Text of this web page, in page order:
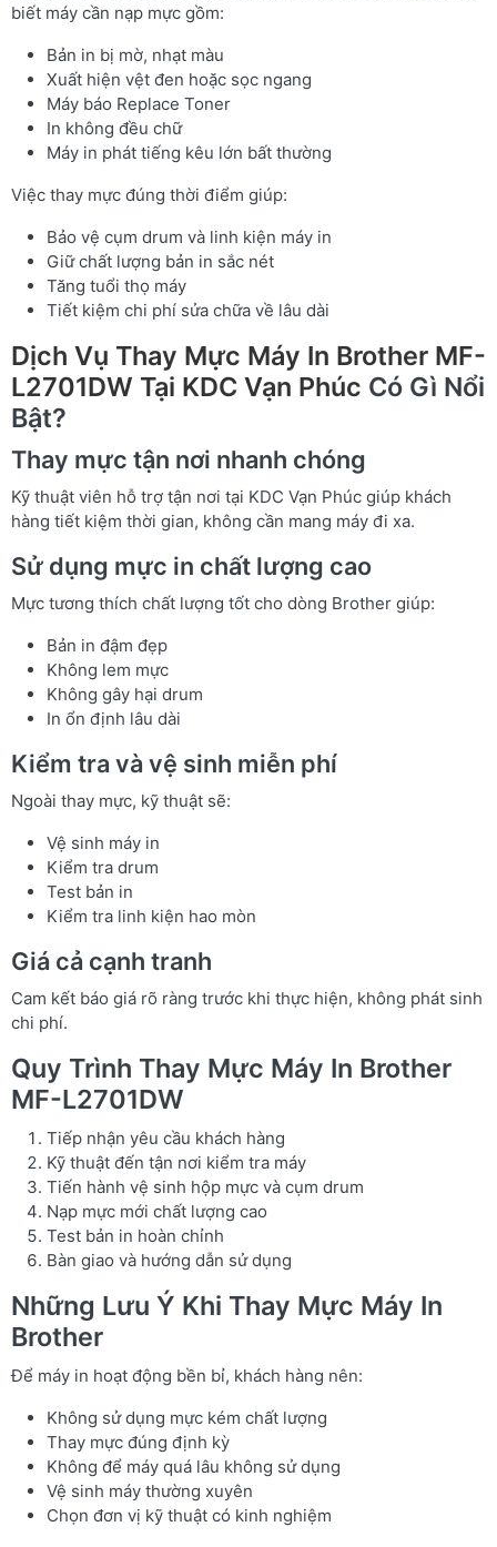
biết máy cần nạp mực gồm:
Bản in bị mờ, nhạt màu
Xuất hiện vệt đen hoặc sọc ngang
Máy báo Replace Toner
In không đều chữ
Máy in phát tiếng kêu lớn bất thường
Việc thay mực đúng thời điểm giúp:
Bảo vệ cụm drum và linh kiện máy in
Giữ chất lượng bản in sắc nét
Tăng tuổi thọ máy
Tiết kiệm chi phí sửa chữa về lâu dài
Dịch Vụ Thay Mực Máy In Brother MF-
L2701DW Tại KDC Vạn Phúc Có Gì Nổi
Bật?
Thay mực tận nơi nhanh chóng
Kỹ thuật viên hỗ trợ tận nơi tại KDC Vạn Phúc giúp khách
hàng tiết kiệm thời gian, không cần mang máy đi xa.
Sử dụng mực in chất lượng cao
Mực tương thích chất lượng tốt cho dòng Brother giúp:
Bản in đậm đẹp
Không lem mực
Không gây hại drum
In ổn định lâu dài
Kiểm tra và vệ sinh miễn phí
Ngoài thay mực, kỹ thuật sẽ:
Vệ sinh máy in
Kiểm tra drum
Test bản in
Kiểm tra linh kiện hao mòn
Giá cả cạnh tranh
Cam kết báo giá rõ ràng trước khi thực hiện, không phát sinh
chi phí.
Quy Trình Thay Mực Máy In Brother
MF-L2701DW
Tiếp nhận yêu cầu khách hàng
Kỹ thuật đến tận nơi kiểm tra máy
Tiến hành vệ sinh hộp mực và cụm drum
Nạp mực mới chất lượng cao
Test bản in hoàn chỉnh
Bàn giao và hướng dẫn sử dụng
Những Lưu Ý Khi Thay Mực Máy In
Brother
Để máy in hoạt động bền bỉ, khách hàng nên:
Không sử dụng mực kém chất lượng
Thay mực đúng định kỳ
Không để máy quá lâu không sử dụng
Vệ sinh máy thường xuyên
Chọn đơn vị kỹ thuật có kinh nghiệm